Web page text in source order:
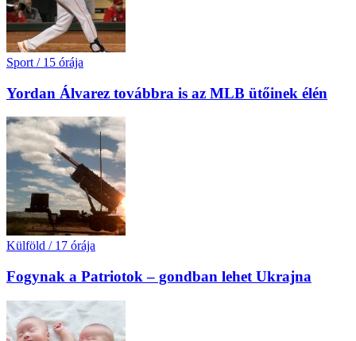
Sport / 15 órája
Yordan Álvarez továbbra is az MLB ütőinek élén
Külföld / 17 órája
Fogynak a Patriotok – gondban lehet Ukrajna